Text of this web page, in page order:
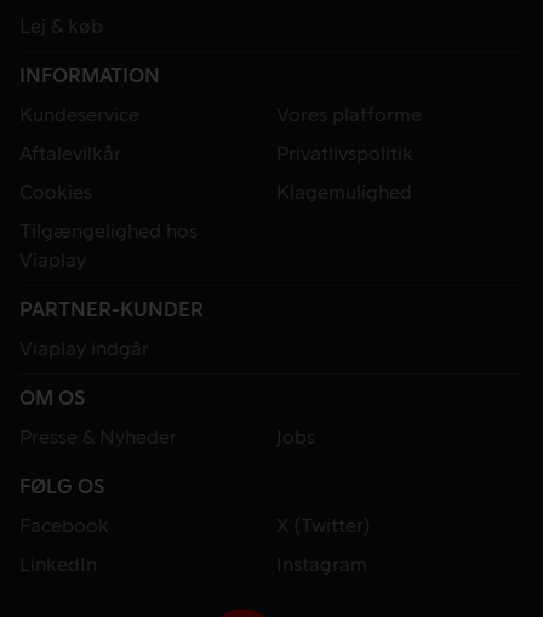
Lej & køb
INFORMATION
Kundeservice
Vores platforme
Aftalevilkår
Privatlivspolitik
Cookies
Klagemulighed
Tilgængelighed hos
Viaplay
PARTNER-KUNDER
Viaplay indgår
OM OS
Presse & Nyheder
Jobs
FØLG OS
Facebook
X (Twitter)
LinkedIn
Instagram